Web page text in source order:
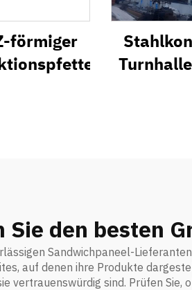
förmiger
Sie den besten
Sandwichpaneel-
auf denen ihre Produkte
vertrauenswürdig sind. Prüfen